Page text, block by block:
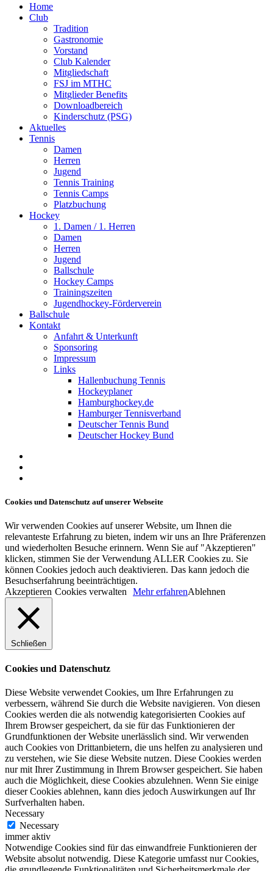
Close
Menu
Home
Club
Tradition
Gastronomie
Vorstand
Club Kalender
Mitgliedschaft
FSJ im MTHC
Mitglieder Benefits
Downloadbereich
Kinderschutz (PSG)
Aktuelles
Tennis
Damen
Herren
Jugend
Tennis Training
Tennis Camps
Platzbuchung
Hockey
1. Damen / 1. Herren
Damen
Herren
Jugend
Ballschule
Hockey Camps
Trainingszeiten
Jugendhockey-Förderverein
Ballschule
Kontakt
Anfahrt & Unterkunft
Sponsoring
Impressum
Links
Hallenbuchung Tennis
Hockeyplaner
Hamburghockey.de
Hamburger Tennisverband
Deutscher Tennis Bund
Deutscher Hockey Bund
Cookies und Datenschutz auf unserer Webseite
Wir verwenden Cookies auf unserer Website, um Ihnen die
relevanteste Erfahrung zu bieten, indem wir uns an Ihre Präferenzen
und wiederholten Besuche erinnern. Wenn Sie auf "Akzeptieren"
klicken, stimmen Sie der Verwendung ALLER Cookies zu. Sie
können Cookies jedoch auch deaktivieren. Das kann jedoch die
Besuchserfahrung beeinträchtigen.
Akzeptieren Cookies verwalten Mehr erfahrenAblehnen
Schließen
Cookies und Datenschutz
Diese Website verwendet Cookies, um Ihre Erfahrungen zu
verbessern, während Sie durch die Website navigieren. Von diesen
Cookies werden die als notwendig kategorisierten Cookies auf
Ihrem Browser gespeichert, da sie für das Funktionieren der
Grundfunktionen der Website unerlässlich sind. Wir verwenden
auch Cookies von Drittanbietern, die uns helfen zu analysieren und
zu verstehen, wie Sie diese Website nutzen. Diese Cookies werden
nur mit Ihrer Zustimmung in Ihrem Browser gespeichert. Sie haben
auch die Möglichkeit, diese Cookies abzulehnen. Wenn Sie einige
dieser Cookies ablehnen, kann dies jedoch Auswirkungen auf Ihr
Surfverhalten haben.
Necessary
Necessary
immer aktiv
Notwendige Cookies sind für das einwandfreie Funktionieren der
Website absolut notwendig. Diese Kategorie umfasst nur Cookies,